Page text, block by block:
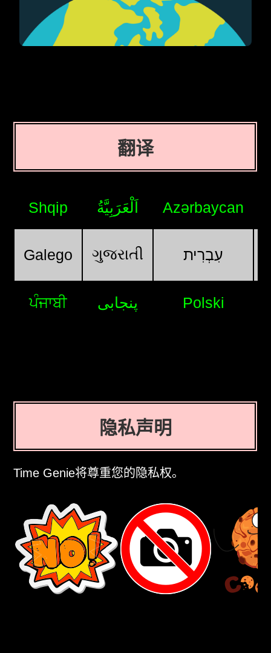
翻译
Shqip اَلْعَرَبِيَّةُ Azərbaycan
Galego ગુજરાતી עִבְרִית
ਪੰਜਾਬੀ پنجابی Polski
隐私声明
Time Genie将尊重您的隐私权。